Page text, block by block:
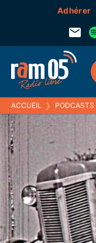
Adhérer
ACCUEIL ❯ PODCASTS